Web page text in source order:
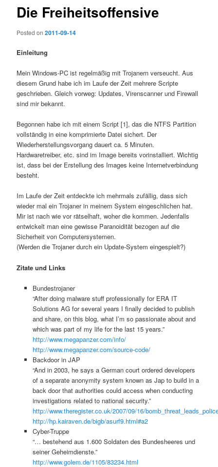
Die Freiheitsoffensive
Posted on2011-09-14
Einleitung
Mein Windows-PC ist regelmäßig mit Trojanern verseucht. Aus
diesem Grund habe ich im Laufe der Zeit mehrere Scripte
geschrieben. Gleich vorweg: Updates, Virenscanner und Firewall
sind mir bekannt.
Begonnen habe ich mit einem Script [1], das die NTFS Partition
vollständig in eine komprimierte Datei sichert. Der
Wiederherstellungsvorgang dauert ca. 5 Minuten.
Hardwaretreiber, etc. sind im Image bereits vorinstalliert. Wichtig
ist, dass bei der Erstellung des Images keine Internetverbindung
besteht.
Im Laufe der Zeit entdeckte ich mehrmals zufällig, dass sich
wieder mal ein Trojaner in meinem System eingeschlichen hat.
Mir ist nach wie vor rätselhaft, woher die kommen. Jedenfalls
entwickelt man eine gewisse Paranoidität bezogen auf die
Sicherheit von Computersystemen.
(Werden die Trojaner durch ein Update-System eingespielt?)
Zitate und Links
Bundestrojaner
“After doing malware stuff professionally for ERA IT
Solutions AG for several years I finally decided to publish
and share, on this blog, what I’m so passionate about and
which was part of my life for the last 15 years.”
http://www.megapanzer.com/info/
http://www.megapanzer.com/source-code/
Backdoor in JAP
“And in 2003, he says a German court ordered developers
of a separate anonymity system known as Jap to build in a
back door that authorities could access when conducting
investigations related to national security.”
http://www.theregister.co.uk/2007/09/16/
http://hp.kairaven.de/bigb/asurf9.html#a2
Cyber-Truppe
“… bestehend aus 1.600 Soldaten des Bundesheeres und
seiner Geheimdienste.”
http://www.golem.de/1105/83234.html